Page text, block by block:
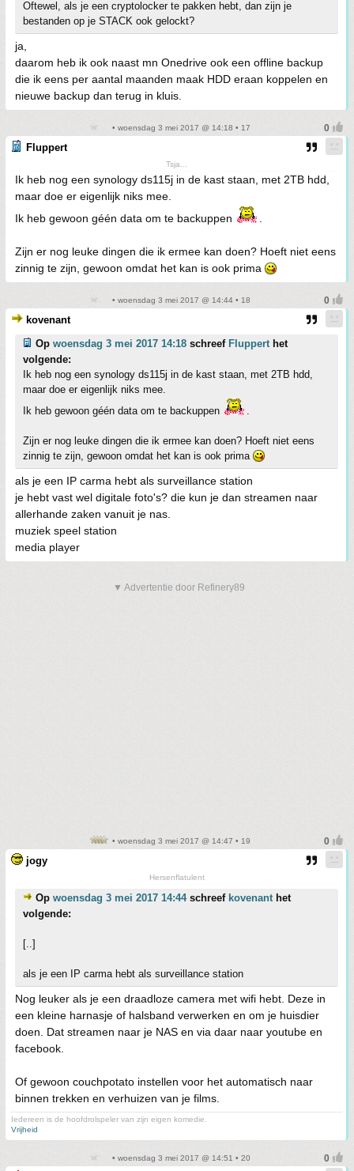
Oftewel, als je een cryptolocker te pakken hebt, dan zijn je
bestanden op je STACK ook gelockt?
ja,
daarom heb ik ook naast mn Onedrive ook een offline backup
die ik eens per aantal maanden maak HDD eraan koppelen en
nieuwe backup dan terug in kluis.
• woensdag 3 mei 2017 @ 14:18 • 17
Fluppert
Tsja...
Ik heb nog een synology ds115j in de kast staan, met 2TB hdd,
maar doe er eigenlijk niks mee.
Ik heb gewoon géén data om te backuppen
.
Zijn er nog leuke dingen die ik ermee kan doen? Hoeft niet eens
zinnig te zijn, gewoon omdat het kan is ook prima
• woensdag 3 mei 2017 @ 14:44 • 18
kovenant
Op woensdag 3 mei 2017 14:18 schreef Flupperthet
volgende:
Ik heb nog een synology ds115j in de kast staan, met 2TB hdd,
maar doe er eigenlijk niks mee.
Ik heb gewoon géén data om te backuppen
.
Zijn er nog leuke dingen die ik ermee kan doen? Hoeft niet eens
zinnig te zijn, gewoon omdat het kan is ook prima
als je een IP carma hebt als surveillance station
je hebt vast wel digitale foto's? die kun je dan streamen naar
allerhande zaken vanuit je nas.
muziek speel station
media player
▼ Advertentie door Refinery89
• woensdag 3 mei 2017 @ 14:47 • 19
jogy
Hersenflatulent
Op woensdag 3 mei 2017 14:44schreef kovenanthet
volgende:
[..]
als je een IP carma hebt als surveillance station
Nog leuker als je een draadloze camera met wifi hebt. Deze in
een kleine harnasje of halsband verwerken en om je huisdier
doen. Dat streamen naar je NAS en via daar naar youtube en
facebook.
Of gewoon couchpotato instellen voor het automatisch naar
binnen trekken en verhuizen van je films.
Iedereen is de hoofdrolspeler van zijn eigen komedie.
Vrijheid
• woensdag 3 mei 2017 @ 14:51 • 20